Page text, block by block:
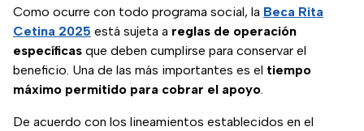
Como ocurre con todo programa social, la Beca Rita
Cetina 2025 está sujeta a reglas de operación
específicas que deben cumplirse para conservar el
beneficio. Una de las más importantes es el tiempo
máximo permitido para cobrar el apoyo.
De acuerdo con los lineamientos establecidos en el